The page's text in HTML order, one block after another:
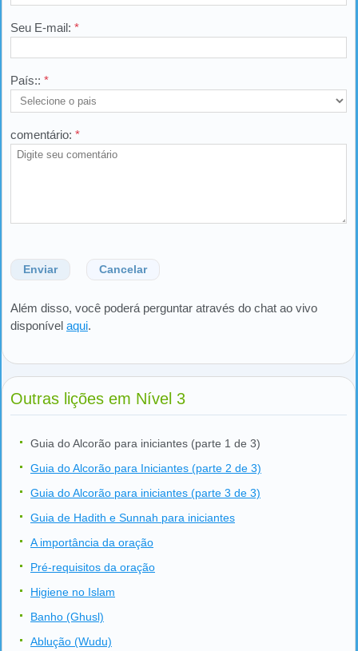
Seu E-mail: *
País:: *
comentário: *
Enviar Cancelar
Além disso, você poderá perguntar através do chat ao vivo
disponível aqui.
Outras lições em Nível 3
Guia do Alcorão para iniciantes (parte 1 de 3)
Guia do Alcorão para Iniciantes (parte 2 de 3)
Guia do Alcorão para iniciantes (parte 3 de 3)
Guia de Hadith e Sunnah para iniciantes
A importância da oração
Pré-requisitos da oração
Higiene no Islam
Banho (Ghusl)
Ablução (Wudu)